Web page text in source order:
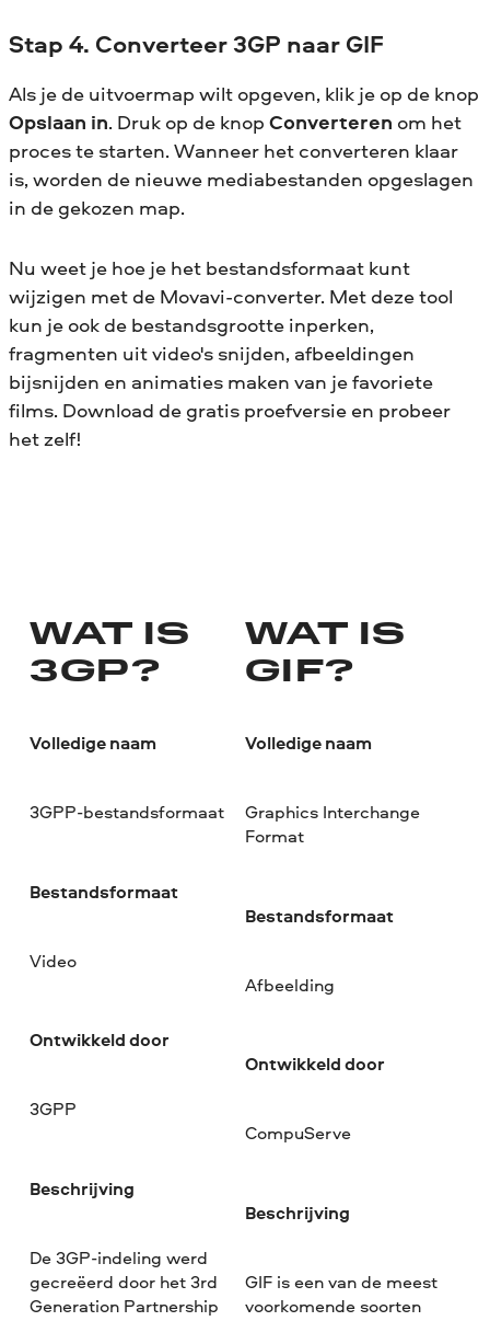
Stap 4. Converteer 3GP naar GIF
Als je de uitvoermap wilt opgeven, klik je op de knop
Opslaan in. Druk op de knop Converteren om het
proces te starten. Wanneer het converteren klaar
is, worden de nieuwe mediabestanden opgeslagen
in de gekozen map.
Nu weet je hoe je het bestandsformaat kunt
wijzigen met de Movavi-converter. Met deze tool
kun je ook de bestandsgrootte inperken,
fragmenten uit video's snijden, afbeeldingen
bijsnijden en animaties maken van je favoriete
films. Download de gratis proefversie en probeer
het zelf!
WAT IS
3GP?
Volledige naam
3GPP-bestandsformaat
Bestandsformaat
Video
Ontwikkeld door
3GPP
Beschrijving
De 3GP-indeling werd
gecreëerd door het 3rd
Generation Partnership
WAT IS
GIF?
Volledige naam
Graphics Interchange
Format
Bestandsformaat
Afbeelding
Ontwikkeld door
CompuServe
Beschrijving
GIF is een van de meest
voorkomende soorten